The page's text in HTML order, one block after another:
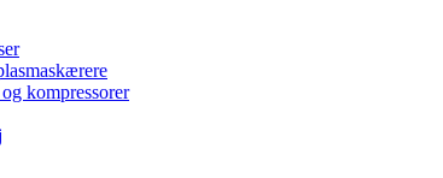
kompressorer